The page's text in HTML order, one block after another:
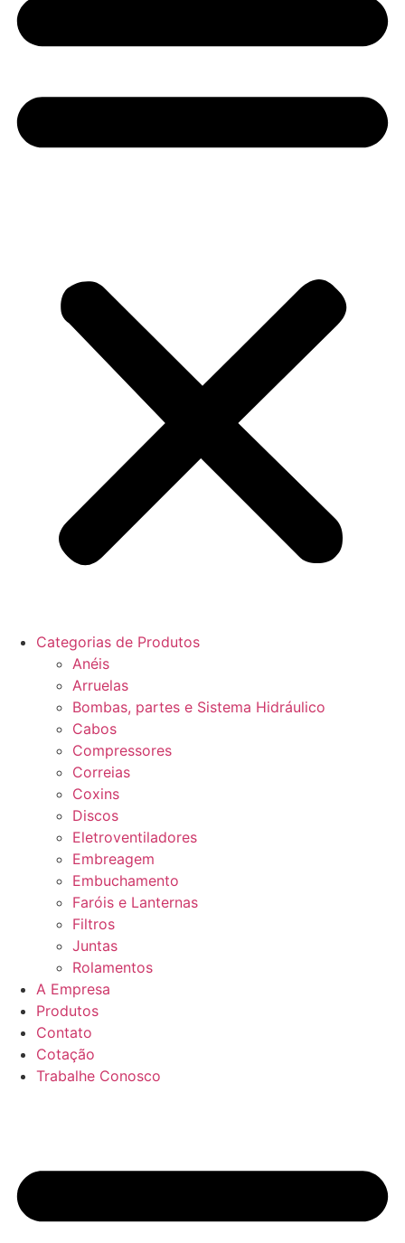
Categorias de Produtos
Anéis
Arruelas
Bombas, partes e Sistema Hidráulico
Cabos
Compressores
Correias
Coxins
Discos
Eletroventiladores
Embreagem
Embuchamento
Faróis e Lanternas
Filtros
Juntas
Rolamentos
A Empresa
Produtos
Contato
Cotação
Trabalhe Conosco